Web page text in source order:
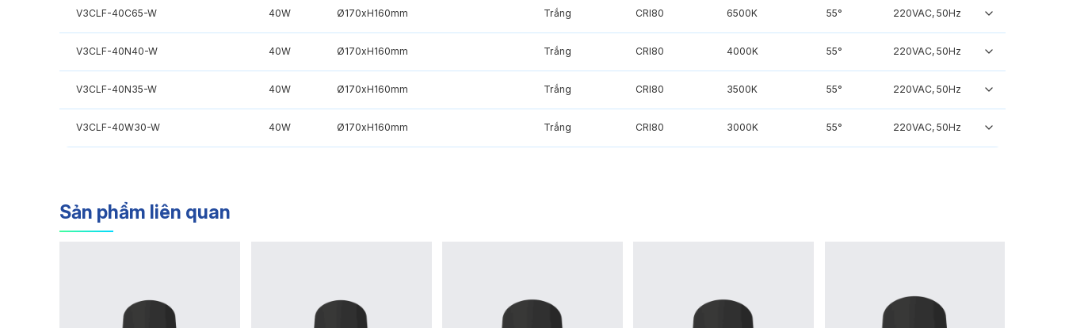
V3CLF-40C65-W 40W Ø170xH160mm Trắng CRI80 6500K 55° 220VAC, 50Hz
V3CLF-40N40-W 40W Ø170xH160mm Trắng CRI80 4000K 55° 220VAC, 50Hz
V3CLF-40N35-W 40W Ø170xH160mm Trắng CRI80 3500K 55° 220VAC, 50Hz
V3CLF-40W30-W 40W Ø170xH160mm Trắng CRI80 3000K 55° 220VAC, 50Hz
Sản phẩm liên quan